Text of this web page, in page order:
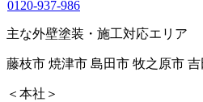
0120-937-986
主な外壁塗装・施工対応エリア
藤枝市 焼津市 島田市 牧之原市
＜本社＞